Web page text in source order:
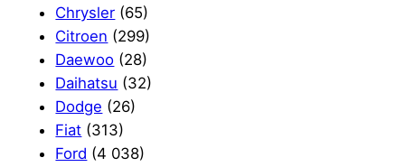
Chrysler (65)
Citroen (299)
Daewoo (28)
Daihatsu (32)
Dodge (26)
Fiat (313)
Ford (4 038)